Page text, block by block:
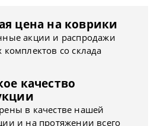
цена на коврики
акции и распродажи
комплектов со склада
качество
в качестве нашей
и на протяжении всего